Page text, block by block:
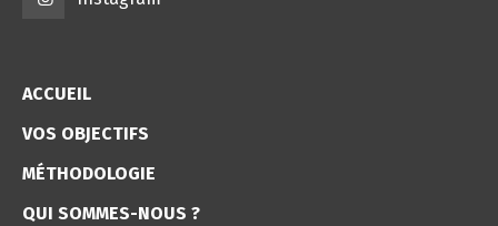
ACCUEIL
VOS OBJECTIFS
MÉTHODOLOGIE
QUI SOMMES-NOUS ?